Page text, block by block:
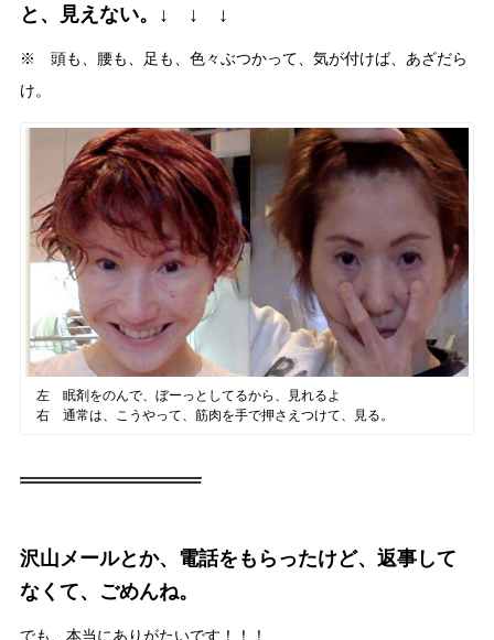
と、見えない。↓ ↓ ↓
※ 頭も、腰も、足も、色々ぶつかって、気が付けば、あざだら
け。
左 眠剤をのんで、ぼーっとしてるから、見れるよ
右 通常は、こうやって、筋肉を手で押さえつけて、見る。
沢山メールとか、電話をもらったけど、返事して
なくて、ごめんね。
でも、本当にありがたいです！！！